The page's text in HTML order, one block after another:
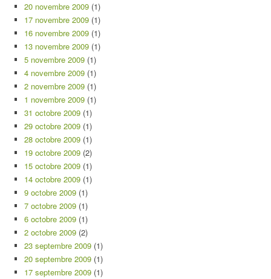
20 novembre 2009 (1)
17 novembre 2009 (1)
16 novembre 2009 (1)
13 novembre 2009 (1)
5 novembre 2009 (1)
4 novembre 2009 (1)
2 novembre 2009 (1)
1 novembre 2009 (1)
31 octobre 2009 (1)
29 octobre 2009 (1)
28 octobre 2009 (1)
19 octobre 2009 (2)
15 octobre 2009 (1)
14 octobre 2009 (1)
9 octobre 2009 (1)
7 octobre 2009 (1)
6 octobre 2009 (1)
2 octobre 2009 (2)
23 septembre 2009 (1)
20 septembre 2009 (1)
17 septembre 2009 (1)